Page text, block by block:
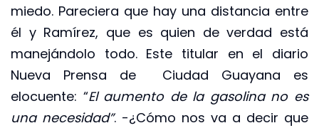
miedo. Pareciera que hay una distancia entre
él y Ramírez, que es quien de verdad está
manejándolo todo. Este titular en el diario
Nueva Prensa de Ciudad Guayana es
elocuente: “El aumento de la gasolina no es
una necesidad”. -¿Cómo nos va a decir que